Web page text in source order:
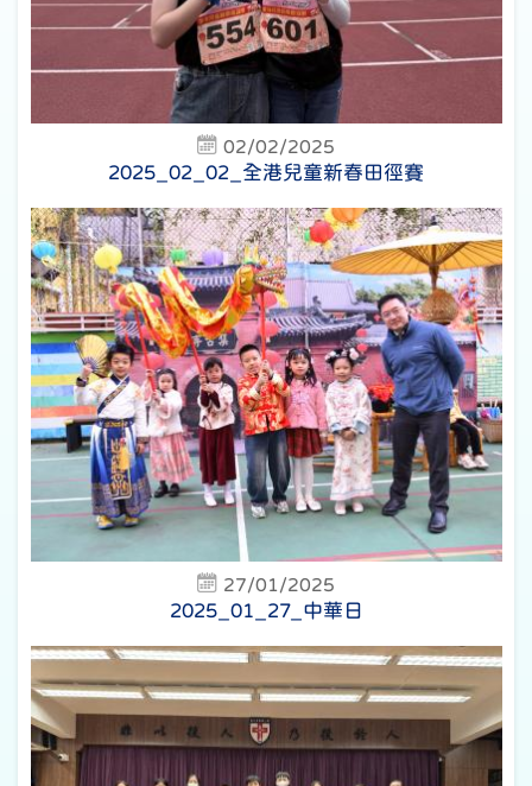
02/02/2025
2025_02_02_全港兒童新春田徑賽
27/01/2025
2025_01_27_中華日